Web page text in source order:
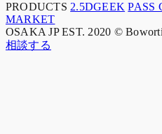
PRODUCTS 2.5DGEEK PASS
MARKET
OSAKA JP EST. 2020 ©
相談する